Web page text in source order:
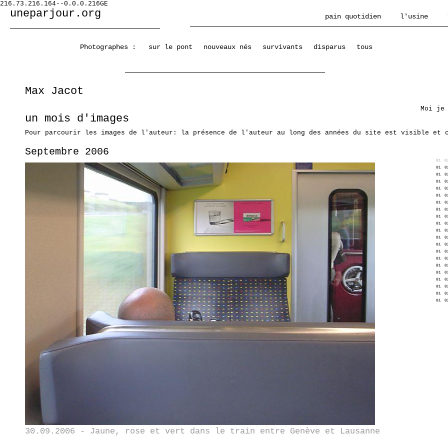
216.73.216.164--0.0.0.216GE
uneparjour.org pain quotidien l'usine
Photographes : sur le pont nouveaux nés survivants disparus tous
Max Jacot
Moi je
un mois d'images
Pour parcourir les images de l'auteur: la présence de l'auteur au long des années du site est visible
01
01
01
01
01
01
01
01
01
01
01
01
01
01
01
01
01
01
01
01
01
Septembre 2006
30.09.2006 - Jaune, rose et vert dans le train entre Genève et Lausanne